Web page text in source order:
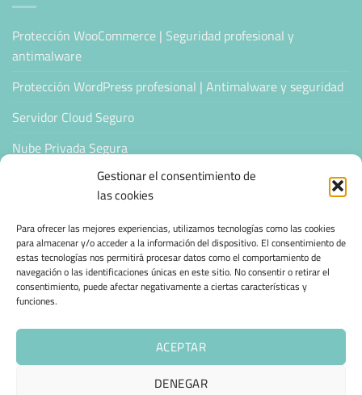
Gestionar el consentimiento de
las cookies
Para ofrecer las mejores experiencias, utilizamos tecnologías como las cookies
para almacenar y/o acceder a la información del dispositivo. El consentimiento de
estas tecnologías nos permitirá procesar datos como el comportamiento de
navegación o las identificaciones únicas en este sitio. No consentir o retirar el
consentimiento, puede afectar negativamente a ciertas características y
funciones.
ACEPTAR
DENEGAR
Protección WooCommerce | Seguridad profesional y
antimalware
Protección WordPress profesional | Antimalware y seguridad
Servidor Cloud Seguro
Nube Privada Segura
CONFIANZA & ESPECIALIZACIÓN
Sello de Confianza
Empresas Verificadas +100 Protocolos Online
Migración desde otro proveedor
Hosting ecológico + IA
Hosting Empresarial 360